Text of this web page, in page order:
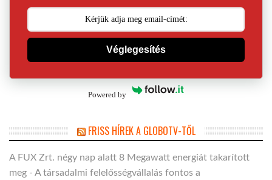
Véglegesítés
Powered by
FRISS HÍREK A GLOBOTV-TŐL
A FUX Zrt. négy nap alatt 8 Megawatt energiát takarított
meg - A társadalmi felelősségvállalás fontos a